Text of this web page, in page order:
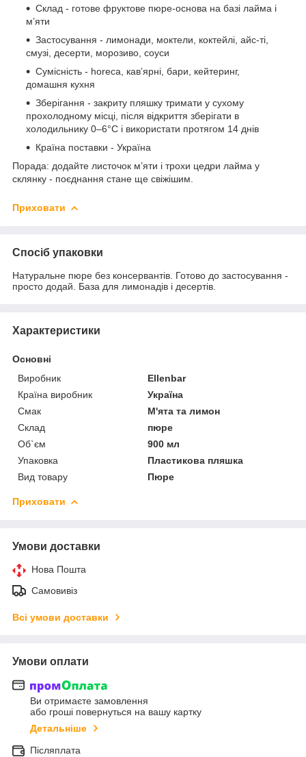
Склад - готове фруктове пюре-основа на базі лайма і
м’яти
Застосування - лимонади, моктели, коктейлі, айс-ті,
смузі, десерти, морозиво, соуси
Сумісність - horeca, кав’ярні, бари, кейтеринг,
домашня кухня
Зберігання - закриту пляшку тримати у сухому
прохолодному місці, після відкриття зберігати в
холодильнику 0–6°C і використати протягом 14 днів
Країна поставки - Україна
Порада: додайте листочок м’яти і трохи цедри лайма у
склянку - поєднання стане ще свіжішим.
Приховати
Спосіб упаковки
Натуральне пюре без консервантів. Готово до застосування -
просто додай. База для лимонадів і десертів.
Характеристики
Основні
Виробник
Ellenbar
Країна виробник
Україна
Смак
М'ята та лимон
Склад
пюре
Об`єм
900 мл
Упаковка
Пластикова пляшка
Вид товару
Пюре
Приховати
Умови доставки
Нова Пошта
Самовивіз
Всі умови доставки
Умови оплати
Ви отримаєте замовлення
або гроші повернуться на вашу картку
Детальніше
Післяплата